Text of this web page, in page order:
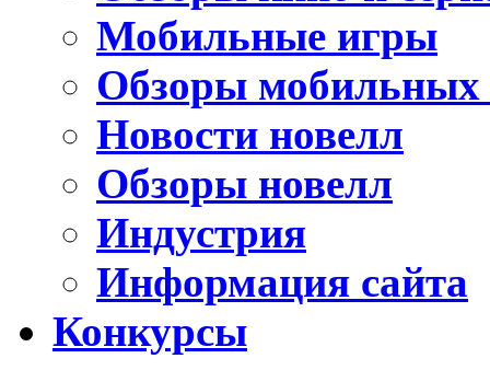
Мобильные игры
Обзоры мобильных
Новости новелл
Обзоры новелл
Индустрия
Информация сайта
Конкурсы